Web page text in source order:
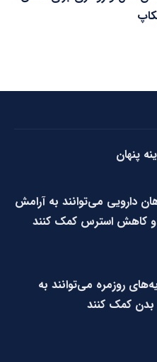
پنهان
دارویی می‌توانند به آرامش
کاهش استرس کمک کنند
روزمره می‌توانند به
کمک کنند